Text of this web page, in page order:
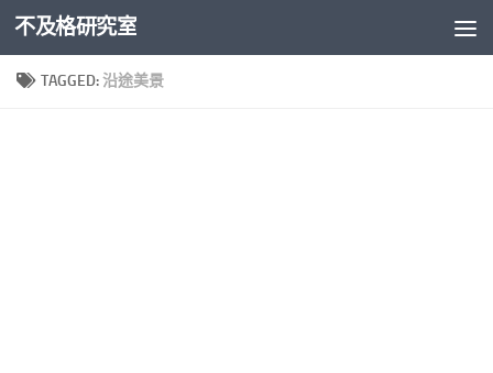
Skip to content
不及格研究室
TAGGED:沿途美景